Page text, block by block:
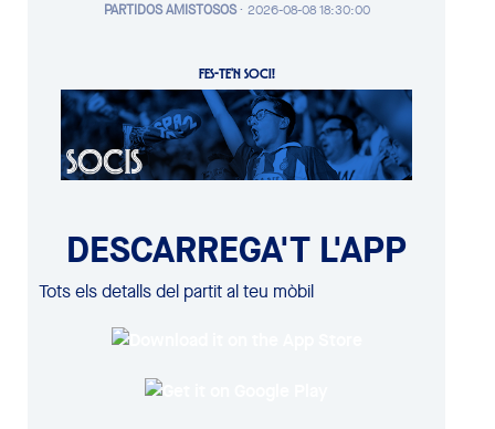
PARTIDOS AMISTOSOS· 2026-08-08 18:30:00
FES-TE'N SOCI!
DESCARREGA'T L'APP
Tots els detalls del partit al teu mòbil